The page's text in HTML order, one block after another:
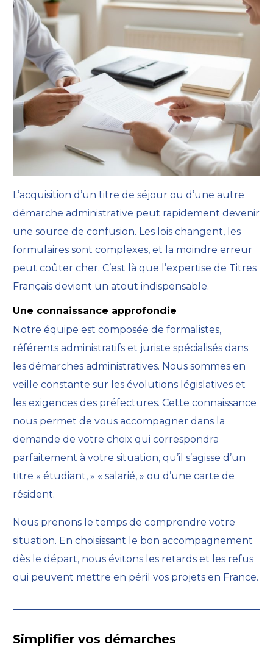
L’acquisition d’un titre de séjour ou d’une autre
démarche administrative peut rapidement devenir
une source de confusion. Les lois changent, les
formulaires sont complexes, et la moindre erreur
peut coûter cher. C’est là que l’expertise de Titres
Français devient un atout indispensable.
Une connaissance approfondie
Notre équipe est composée de formalistes,
référents administratifs et juriste spécialisés dans
les démarches administratives. Nous sommes en
veille constante sur les évolutions législatives et
les exigences des préfectures. Cette connaissance
nous permet de vous accompagner dans la
demande de votre choix qui correspondra
parfaitement à votre situation, qu’il s’agisse d’un
titre « étudiant, » « salarié, » ou d’une carte de
résident.
Nous prenons le temps de comprendre votre
situation. En choisissant le bon accompagnement
dès le départ, nous évitons les retards et les refus
qui peuvent mettre en péril vos projets en France.
Simplifier vos démarches